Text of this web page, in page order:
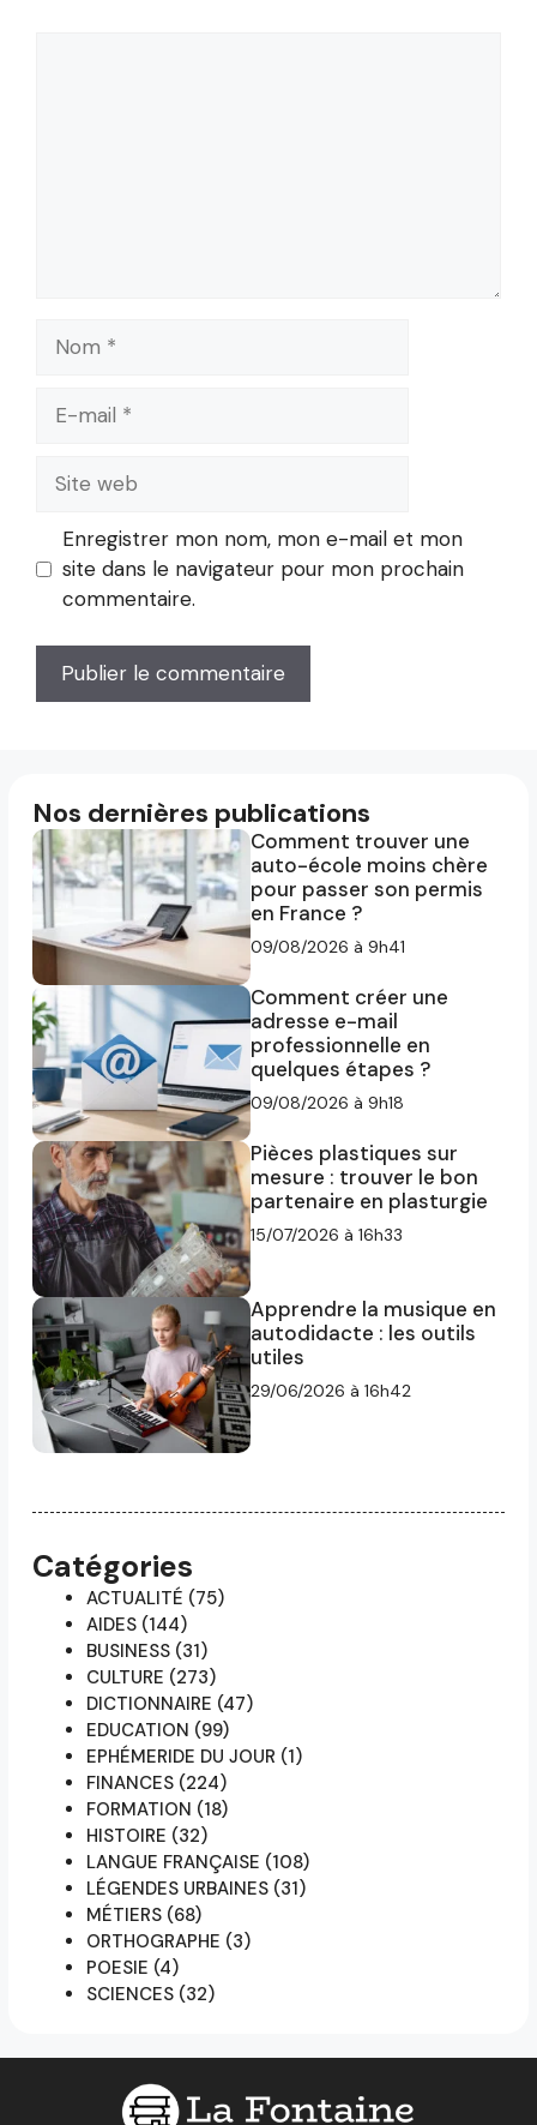
mail
Site
web
Enregistrer mon nom, mon e-mail et mon
site dans le navigateur pour mon prochain
commentaire.
Nos dernières publications
Comment trouver une
auto-école moins chère
pour passer son permis
en France ?
09/08/2026 à 9h41
Comment créer une
adresse e-mail
professionnelle en
quelques étapes ?
09/08/2026 à 9h18
Pièces plastiques sur
mesure : trouver le bon
partenaire en plasturgie
15/07/2026 à 16h33
Apprendre la musique en
autodidacte : les outils
utiles
29/06/2026 à 16h42
Catégories
ACTUALITÉ (75)
AIDES (144)
BUSINESS (31)
CULTURE (273)
DICTIONNAIRE (47)
EDUCATION (99)
EPHÉMERIDE DU JOUR (1)
FINANCES (224)
FORMATION (18)
HISTOIRE (32)
LANGUE FRANÇAISE (108)
LÉGENDES URBAINES (31)
MÉTIERS (68)
ORTHOGRAPHE (3)
POESIE (4)
SCIENCES (32)